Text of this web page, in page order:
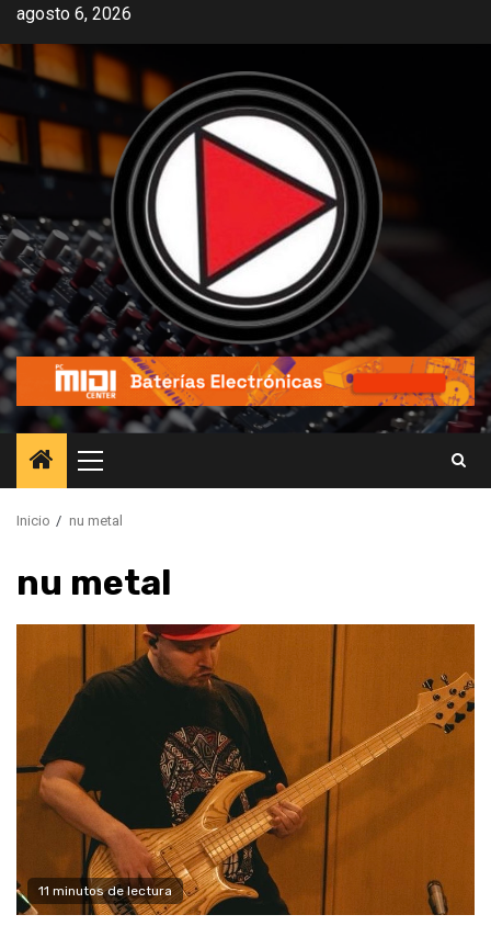
agosto 6, 2026
Inicio nu metal
nu metal
11 minutos de lectura